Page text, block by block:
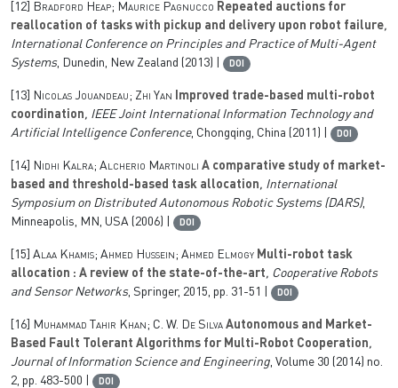
[12] Bradford Heap; Maurice Pagnucco Repeated auctions for
reallocation of tasks with pickup and delivery upon robot failure,
International Conference on Principles and Practice of Multi-Agent
Systems, Dunedin, New Zealand (2013) | DOI
[13] Nicolas Jouandeau; Zhi Yan Improved trade-based multi-robot
coordination, IEEE Joint International Information Technology and
Artificial Intelligence Conference, Chongqing, China (2011) | DOI
[14] Nidhi Kalra; Alcherio Martinoli A comparative study of market-
based and threshold-based task allocation, International
Symposium on Distributed Autonomous Robotic Systems (DARS),
Minneapolis, MN, USA (2006) |
DOI
[15] Alaa Khamis; Ahmed Hussein; Ahmed Elmogy Multi-robot task
allocation : A review of the state-of-the-art, Cooperative Robots
and Sensor Networks, Springer, 2015, pp. 31-51 | DOI
[16] Muhammad Tahir Khan; C. W. De Silva Autonomous and Market-
Based Fault Tolerant Algorithms for Multi-Robot Cooperation,
Journal of Information Science and Engineering, Volume 30 (2014) no.
2, pp. 483-500 |
DOI